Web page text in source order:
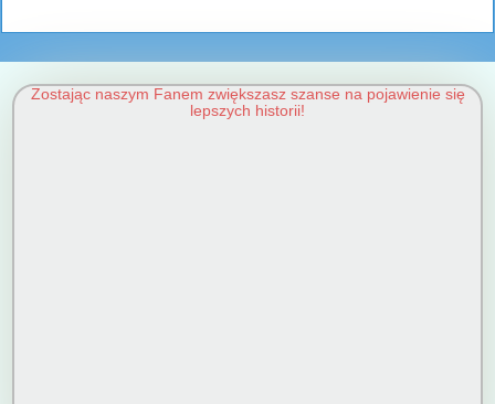
Zostając naszym Fanem zwiększasz szanse na pojawienie się
lepszych historii!